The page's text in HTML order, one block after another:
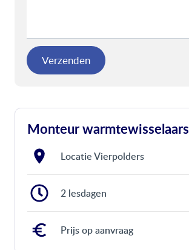
Verzenden
Monteur warmtewisselaars
Locatie Vierpolders
2 lesdagen
Prijs op aanvraag